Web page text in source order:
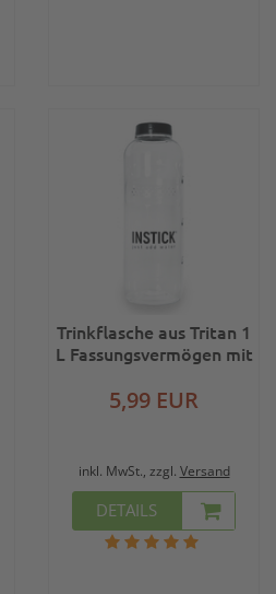
Trinkflasche aus Tritan 1
L Fassungsvermögen mit
5,99 EUR
inkl. MwSt., zzgl. Versand
DETAILS